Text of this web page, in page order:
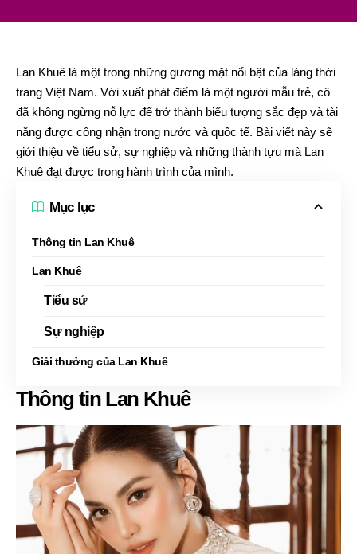
Lan Khuê là một trong những gương mặt nổi bật của làng thời
trang Việt Nam. Với xuất phát điểm là một người mẫu trẻ, cô
đã không ngừng nỗ lực để trở thành biểu tượng sắc đẹp và tài
năng được công nhận trong nước và quốc tế. Bài viết này sẽ
giới thiệu về tiểu sử, sự nghiệp và những thành tựu mà Lan
Khuê đạt được trong hành trình của mình.
Mục lục
Thông tin Lan Khuê
Lan Khuê
Tiểu sử
Sự nghiệp
Giải thưởng của Lan Khuê
Thông tin Lan Khuê